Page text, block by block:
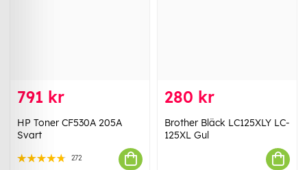
791 kr
HP Toner CF530A 205A
Svart
272
280 kr
Brother Bläck LC125XLY LC-
125XL Gul